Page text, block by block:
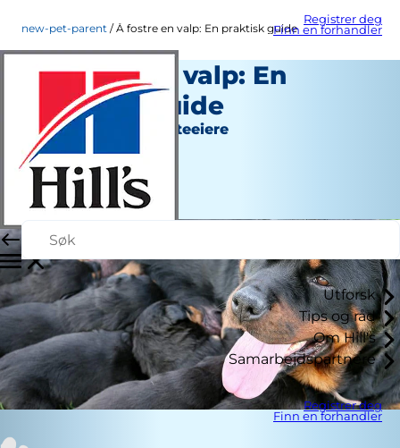
Registrer deg
Finn en forhandler
Utforsk
Tips og råd
Om Hill's
Samarbeidspartnere
Registrer deg
Finn en forhandler
new-pet-parent Å fostre en valp: En praktisk guide
Å fostre en valp: En
praktisk guide
Ny hunde- eller katteeiere
Kara Murphy
|